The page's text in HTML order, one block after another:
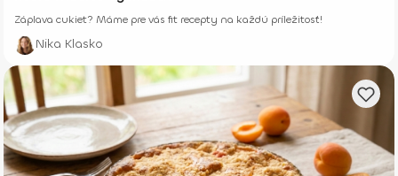
Záplava cukiet? Máme pre vás fit recepty na každú príležitosť!
Nika Klasko